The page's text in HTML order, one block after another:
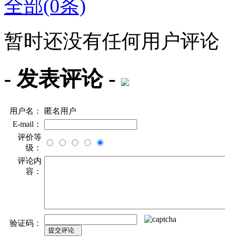
全部(0条)
暂时还没有任何用户评论
- 发表评论 -
用户名：
匿名用户
E-mail：
评价等
级：
评论内
容：
验证码：